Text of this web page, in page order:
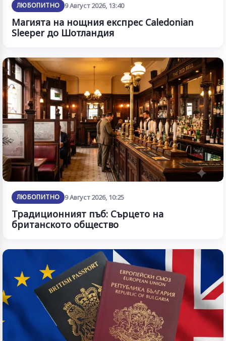
ЛЮБОПИТНО 9 Август 2026, 13:40
Магията на нощния експрес Caledonian
Sleeper до Шотландия
ЛЮБОПИТНО 9 Август 2026, 10:25
Традиционният пъб: Сърцето на
британското общество